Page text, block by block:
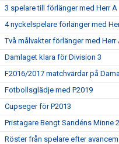
3 spelare till förlänger med Herr A
4 nyckelspelare förlänger med
Två målvakter förlänger med Herr
Damlaget klara för Division 3
F2016/2017 matchvärdar på
Fotbollsglädje med P2019
Cupseger för P2013
Pristagare Bengt Sandéns Minne
Röster från spelare efter